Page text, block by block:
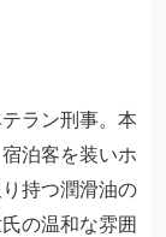
ラン刑事。本
泊客を装いホ
持つ潤滑油の
の温和な雰囲